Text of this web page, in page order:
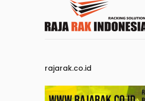
rajarak.co.id